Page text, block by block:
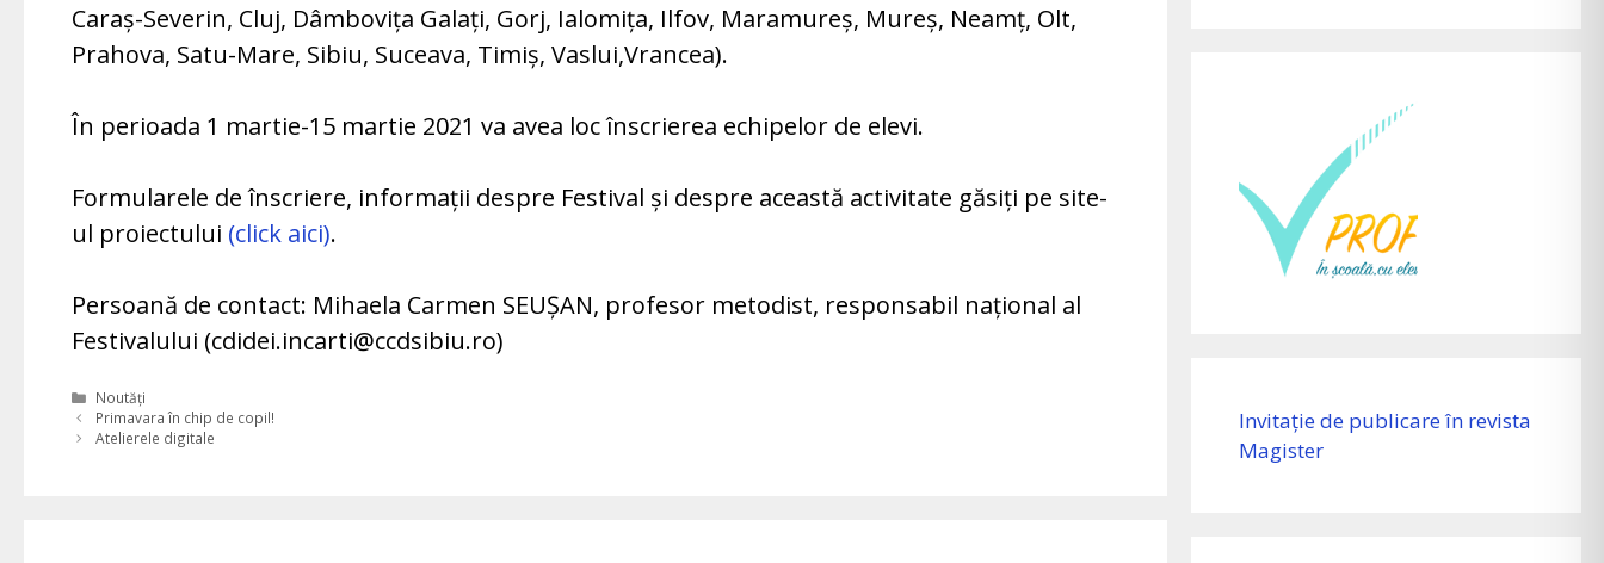
Caraș-Severin, Cluj, Dâmbovița Galați, Gorj, Ialomița, Ilfov, Maramureș, Mureș, Neamț, Olt,
Prahova, Satu-Mare, Sibiu, Suceava, Timiș, Vaslui,Vrancea).
În perioada 1 martie-15 martie 2021 va avea loc înscrierea echipelor de elevi.
Formularele de înscriere, informații despre Festival și despre această activitate găsiți pe site-
ul proiectului (click aici).
Persoană de contact: Mihaela Carmen SEUȘAN, profesor metodist, responsabil național al
Festivalului (cdidei.incarti@ccdsibiu.ro)
Categories
Noutăți
Primavara în chip de copil!
Atelierele digitale
Invitație de publicare în revista
Magister